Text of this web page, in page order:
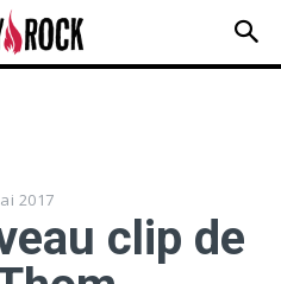
2017
clip de